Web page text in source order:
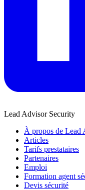
Lead Advisor Security
À propos de Lead
Articles
Tarifs prestataires
Partenaires
Emploi
Formation agent
Devis sécurité